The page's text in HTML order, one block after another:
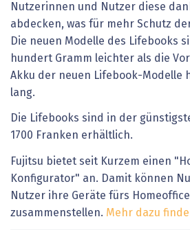
Nutzerinnen und Nutzer diese
abdecken, was für mehr Schutz
Die neuen Modelle des Lifebooks
hundert Gramm leichter als die
Akku der neuen Lifebook-Modelle
lang.
Die Lifebooks sind in der
1700 Franken erhältlich.
Fujitsu bietet seit Kurzem einen
Konfigurator" an. Damit können
Nutzer ihre Geräte fürs
zusammenstellen. Mehr dazu